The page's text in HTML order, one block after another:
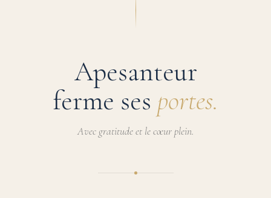
Apesanteur
ferme ses portes.
Avec gratitude et le cœur plein.